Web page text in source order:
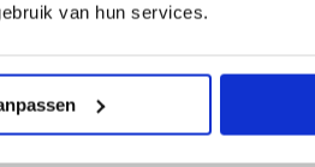
van hun services.
feit dat wij Nederlanders
op nieuwe auto’s (de